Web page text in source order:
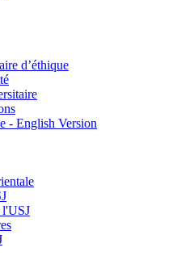
d’éthique
- English Version
l'USJ